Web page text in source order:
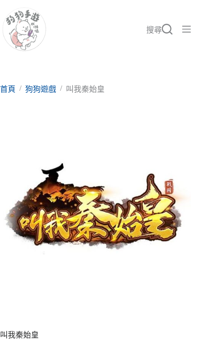
至
要
搜尋
首頁 / 狗狗遊戲 / 叫我秦始皇
叫我秦始皇